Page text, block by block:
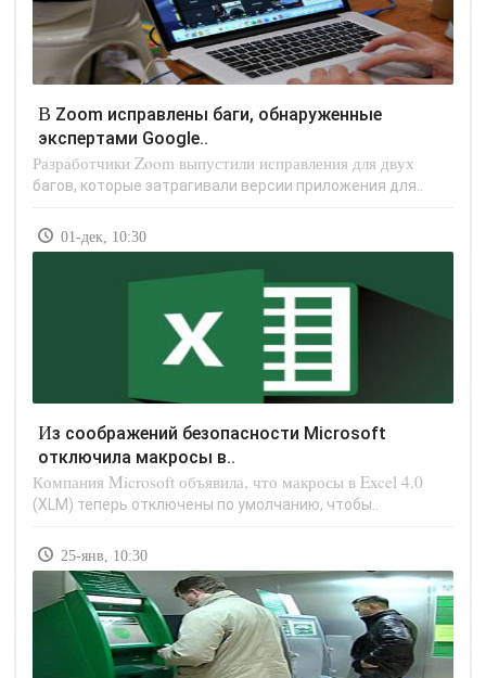
В Zoom исправлены баги, обнаруженные
экспертами Google..
Разработчики Zoom выпустили исправления для двух
багов, которые затрагивали версии приложения для..
01-дек, 10:30
Из соображений безопасности Microsoft
отключила макросы в..
Компания Microsoft объявила, что макросы в Excel 4.0
(XLM) теперь отключены по умолчанию, чтобы..
25-янв, 10:30